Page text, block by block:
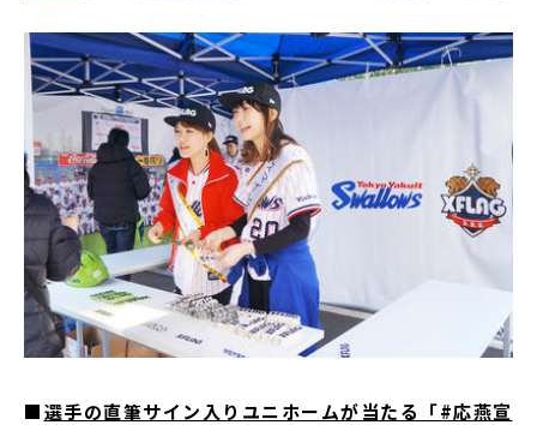
■選手の直筆サイン入りユニホームが当たる「#応燕宣